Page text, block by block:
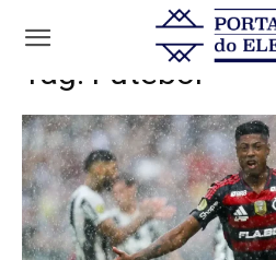
Tags
Tag: Futebol